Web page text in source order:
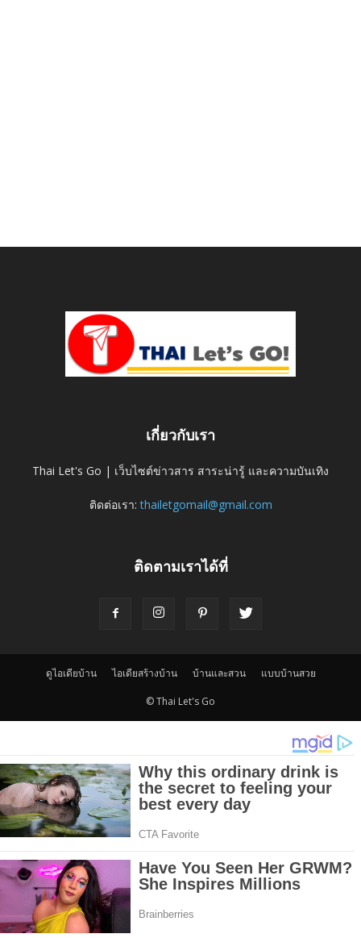
เกี่ยวกับเรา
Thai Let's Go | เว็บไซต์ข่าวสาร สาระน่ารู้ และความบันเทิง
ติดต่อเรา:thailetgomail@gmail.com
ติดตามเราได้ที่
ดูไอเดียบ้าน ไอเดียสร้างบ้าน บ้านและสวน แบบบ้านสวย
© Thai Let's Go